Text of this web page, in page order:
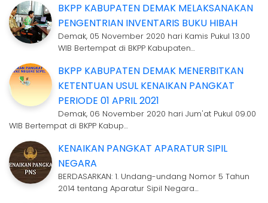
BKPP KABUPATEN DEMAK MELAKSANAKAN
PENGENTRIAN INVENTARIS BUKU HIBAH
Demak, 05 November 2020 hari Kamis Pukul 13.00
WIB Bertempat di BKPP Kabupaten…
BKPP KABUPATEN DEMAK MENERBITKAN
KETENTUAN USUL KENAIKAN PANGKAT
PERIODE 01 APRIL 2021
Demak, 06 November 2020 hari Jum'at Pukul 09.00
WIB Bertempat di BKPP Kabup…
KENAIKAN PANGKAT APARATUR SIPIL
NEGARA
BERDASARKAN: 1. Undang-undang Nomor 5 Tahun
2014 tentang Aparatur Sipil Negara…